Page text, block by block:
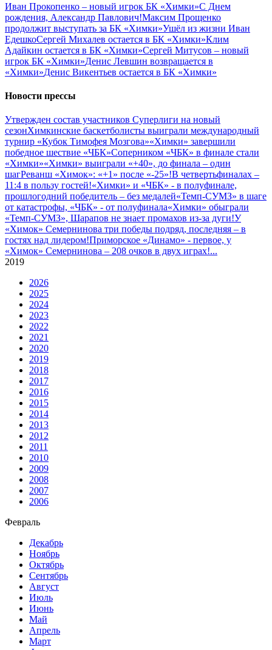
Иван Прокопенко – новый игрок БК «Химки»С Днем
рождения, Александр Павлович!Максим Прощенко
продолжит выступать за БК «Химки»Ушёл из жизни Иван
ЕдешкоСергей Михалев остается в БК «Химки»Клим
Адайкин остается в БК «Химки»Сергей Митусов – новый
игрок БК «Химки»Денис Левшин возвращается в
«Химки»Денис Викентьев остается в БК «Химки»
Новости прессы
Утвержден состав участников Cуперлиги на новый
сезонХимкинские баскетболисты выиграли международный
турнир «Кубок Тимофея Мозгова»«Химки» завершили
победное шествие «ЧБК»Соперником «ЧБК» в финале стали
«Химки»«Химки» выиграли «+40», до финала – один
шагРеванш «Химок»: «+1» после «-25»!В четвертьфиналах –
11:4 в пользу гостей!«Химки» и «ЧБК» - в полуфинале,
прошлогодний победитель – без медалей«Темп-СУМЗ» в шаге
от катастрофы, «ЧБК» - от полуфинала«Химки» обыграли
«Темп-СУМЗ», Шарапов не знает промахов из-за дуги!У
«Химок» Семернинова три победы подряд, последняя – в
гостях над лидером!Приморское «Динамо» - первое, у
«Химок» Семернинова – 208 очков в двух играх!...
2019
2026
2025
2024
2023
2022
2021
2020
2019
2018
2017
2016
2015
2014
2013
2012
2011
2010
2009
2008
2007
2006
Февраль
Декабрь
Ноябрь
Октябрь
Сентябрь
Август
Июль
Июнь
Май
Апрель
Март